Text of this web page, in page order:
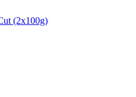
(2x100g)